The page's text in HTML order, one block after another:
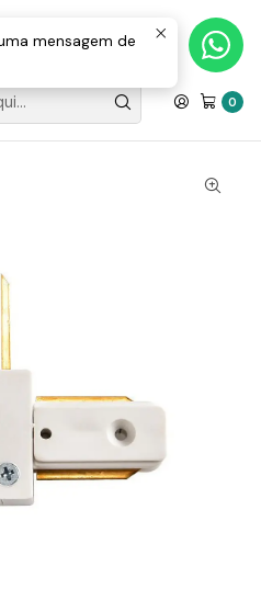
0
para a rede fixa nacional) «»
Monofásica (1 Circuito)
mensagem de